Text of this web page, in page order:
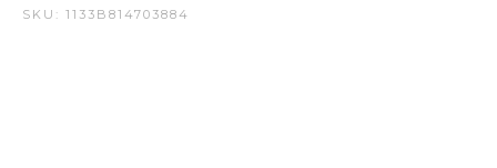
SKU: 1133B814703884